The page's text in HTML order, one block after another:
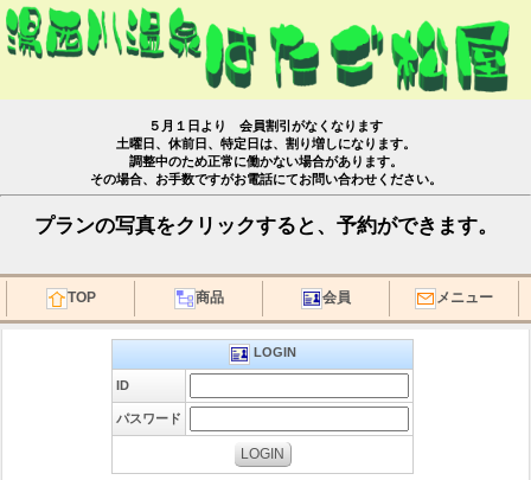
５月１日より 会員割引がなくなります
土曜日、休前日、特定日は、割り増しになります。
調整中のため正常に働かない場合があります。
その場合、お手数ですがお電話にてお問い合わせください。
プランの写真をクリックすると、予約ができます。
TOP 商品 会員 メニュー
LOGIN
ID
パスワード